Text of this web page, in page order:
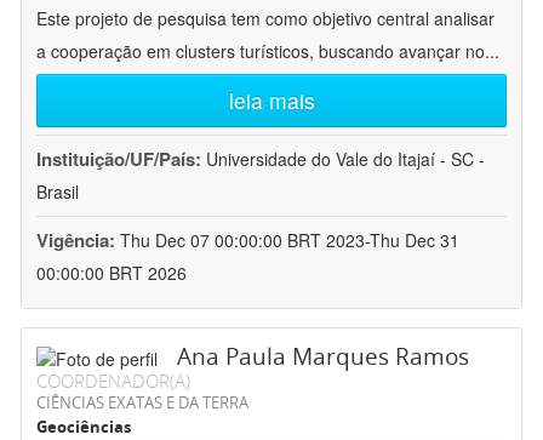
Este projeto de pesquisa tem como objetivo central analisar
a cooperação em clusters turísticos, buscando avançar no...
leia mais
Instituição/UF/País: Universidade do Vale do Itajaí - SC -
Brasil
Vigência: Thu Dec 07 00:00:00 BRT 2023-Thu Dec 31
00:00:00 BRT 2026
Ana Paula Marques Ramos
COORDENADOR(A)
CIÊNCIAS EXATAS E DA TERRA
Geociências